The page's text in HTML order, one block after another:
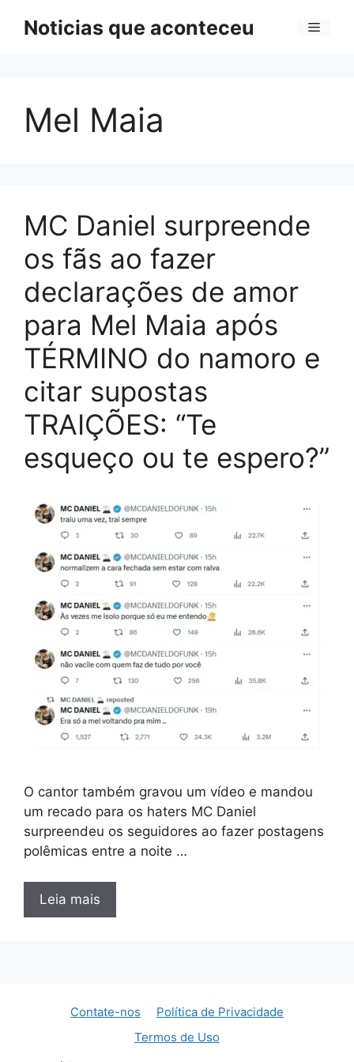
Noticias que aconteceu Menu
Mel Maia
MC Daniel surpreende
os fãs ao fazer
declarações de amor
para Mel Maia após
TÉRMINO do namoro e
citar supostas
TRAIÇÕES: “Te
esqueço ou te espero?”
O cantor também gravou um vídeo e mandou
um recado para os haters MC Daniel
surpreendeu os seguidores ao fazer postagens
polêmicas entre a noite …
Leia mais
Contate-nos
Política de Privacidade
Termos de Uso